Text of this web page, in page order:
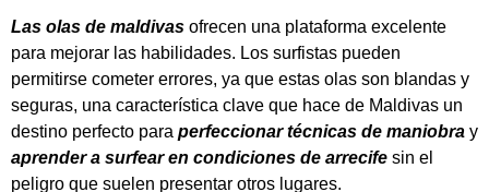
Las olas de maldivas ofrecen una plataforma excelente
para mejorar las habilidades. Los surfistas pueden
permitirse cometer errores, ya que estas olas son blandas y
seguras, una característica clave que hace de Maldivas un
destino perfecto para perfeccionar técnicas de maniobra y
aprender a surfear en condiciones de arrecife sin el
peligro que suelen presentar otros lugares.